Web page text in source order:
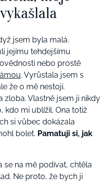
jsem byla malá.
jejímu tehdejšímu
nebo prostě
. Vyrůstala jsem s
že o mě nestojí.
zloba. Vlastně jsem ji nikdy
kdo mi ublížil. Ona totiž
si vůbec dokázala
bolet. Pamatuji si, jak
se na mě podívat, chtěla
Ne proto, že bych ji